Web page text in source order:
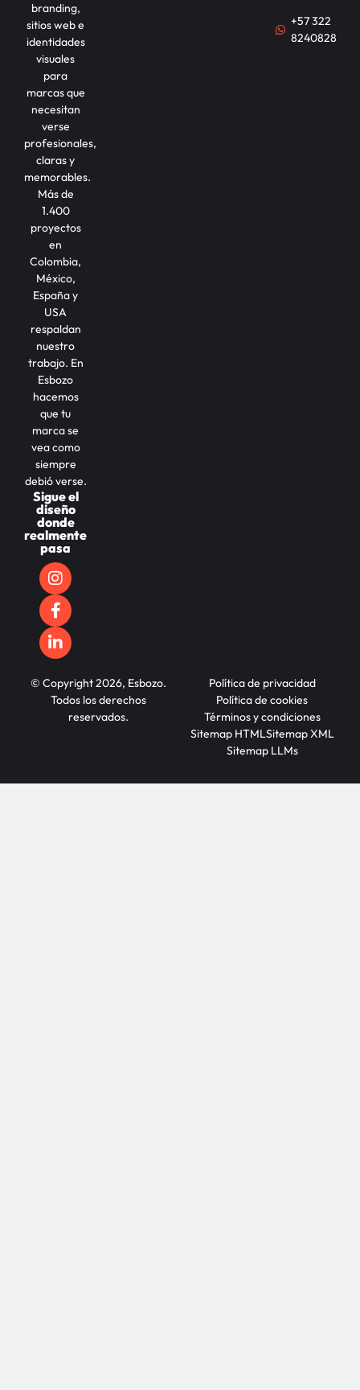
branding,
sitios web e
identidades
visuales
para
marcas que
necesitan
verse
profesionales,
claras y
memorables.
Más de
1.400
proyectos
en
Colombia,
México,
España y
USA
respaldan
nuestro
trabajo. En
Esbozo
hacemos
que tu
marca se
vea como
siempre
debió verse.
Sigue el
diseño
donde
realmente
pasa
+57 322
8240828
© Copyright 2026, Esbozo.
Todos los derechos
reservados.
Política de privacidad
Política de cookies
Términos y condiciones
Sitemap HTMLSitemap XML
Sitemap LLMs